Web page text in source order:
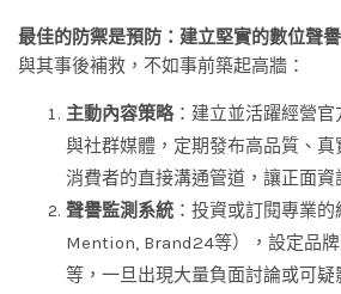
最佳的防禦是預防：建立堅實的數位聲
與其事後補救，不如事前築起高牆：
主動內容策略：建立並活躍經營官
與社群媒體，定期發布高品質、
消費者的直接溝通管道，讓正面資
聲譽監測系統 ：投資或訂閱專業
Mention, Brand24等），設定品
等，一旦出現大量負面討論或可